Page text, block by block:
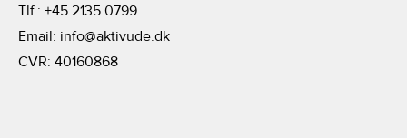
Tlf.: +45 2135 0799
Email: info@aktivude.dk
CVR: 40160868